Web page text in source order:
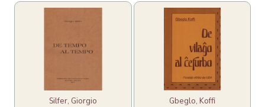
Silfer, Giorgio Gbeglo, Koffi